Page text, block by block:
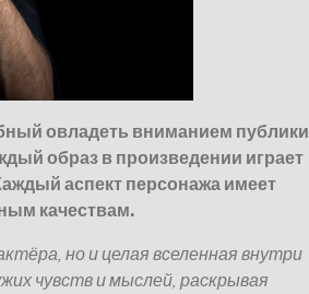
овладеть вниманием публики
образ в произведении играет
аспект персонажа имеет
качествам.
но и целая вселенная внутри
чувств и мыслей, раскрывая